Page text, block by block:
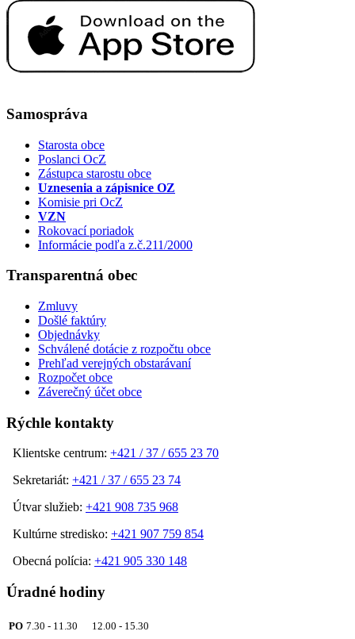
Samospráva
Starosta obce
Poslanci OcZ
Zástupca starostu obce
Uznesenia a zápisnice OZ
Komisie pri OcZ
VZN
Rokovací poriadok
Informácie podľa z.č.211/2000
Transparentná obec
Zmluvy
Došlé faktúry
Objednávky
Schválené dotácie z rozpočtu obce
Prehľad verejných obstarávaní
Rozpočet obce
Záverečný účet obce
Rýchle kontakty
Klientske centrum: +421 / 37 / 655 23 70
Sekretariát: +421 / 37 / 655 23 74
Útvar služieb: +421 908 735 968
Kultúrne stredisko: +421 907 759 854
Obecná polícia: +421 905 330 148
Úradné hodiny
PO 7.30 - 11.30 12.00 - 15.30